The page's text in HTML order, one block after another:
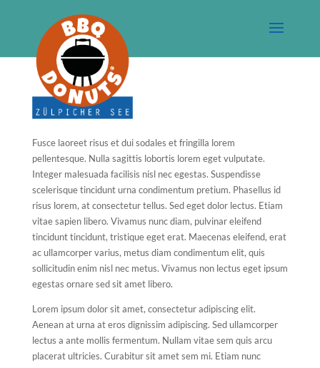
Full Width
Fusce laoreet risus et dui sodales et fringilla lorem
pellentesque. Nulla sagittis lobortis lorem eget vulputate.
Integer malesuada facilisis nisl nec egestas. Suspendisse
scelerisque tincidunt urna condimentum pretium. Phasellus id
risus lorem, at consectetur tellus. Sed eget dolor lectus. Etiam
vitae sapien libero. Vivamus nunc diam, pulvinar eleifend
tincidunt tincidunt, tristique eget erat. Maecenas eleifend, erat
ac ullamcorper varius, metus diam condimentum elit, quis
sollicitudin enim nisl nec metus. Vivamus non lectus eget ipsum
egestas ornare sed sit amet libero.
Lorem ipsum dolor sit amet, consectetur adipiscing elit.
Aenean at urna at eros dignissim adipiscing. Sed ullamcorper
lectus a ante mollis fermentum. Nullam vitae sem quis arcu
placerat ultricies. Curabitur sit amet sem mi. Etiam nunc